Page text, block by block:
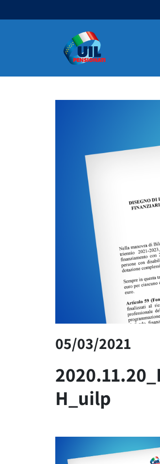
Navigazione principale
05/03/2021
H_uilp